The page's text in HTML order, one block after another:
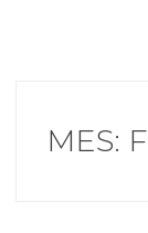
MES: